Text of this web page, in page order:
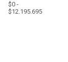
$0 -
$12.195.695